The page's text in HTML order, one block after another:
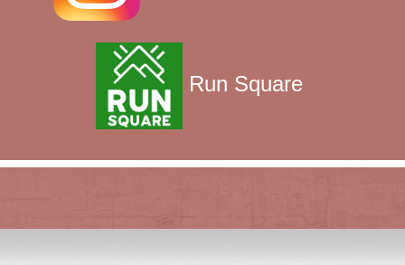
Run Square